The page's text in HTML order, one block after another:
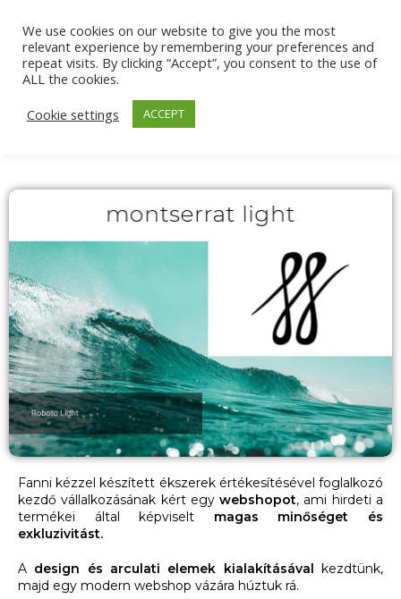
Projekt: Saffinelle
Fanni kézzel készített ékszerek értékesítésével foglalkozó
kezdő vállalkozásának kért egywebshopot, ami hirdeti a
termékei által képviselt magas minőséget és
exkluzivitást.
A design és arculati elemek kialakításával kezdtünk,
majd egy modern webshop vázára húztuk rá.
We use cookies on our website to give you the most
relevant experience by remembering your preferences and
repeat visits. By clicking “Accept”, you consent to the use of
ALL the cookies.
Cookie settings
ACCEPT